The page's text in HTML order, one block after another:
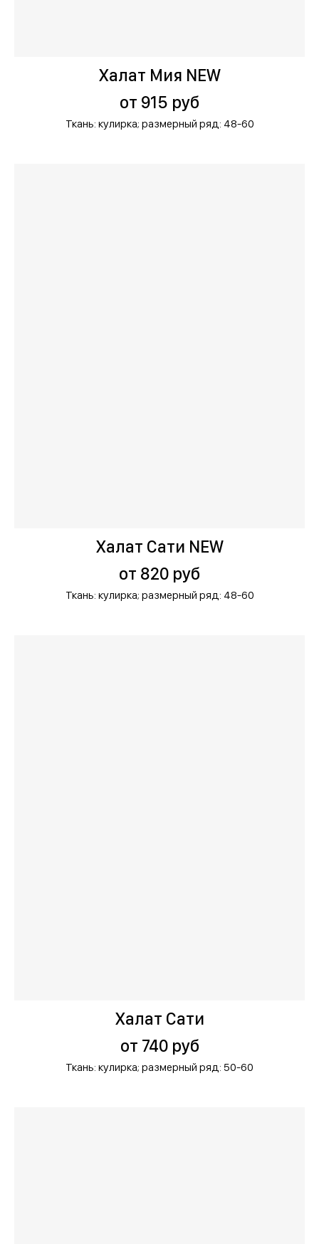
Халат Мия NEW
от 915 руб
Ткань: кулирка; размерный ряд: 48-60
Халат Сати NEW
от 820 руб
Ткань: кулирка; размерный ряд: 48-60
Халат Сати
от 740 руб
Ткань: кулирка; размерный ряд: 50-60